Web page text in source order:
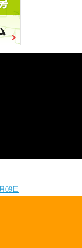
09日